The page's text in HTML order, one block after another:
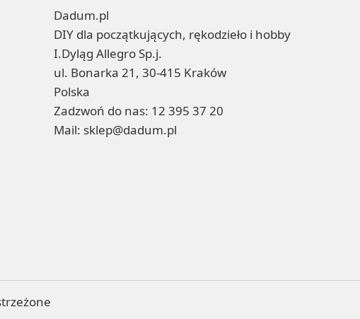
Dadum.pl
DIY dla początkujących, rękodzieło i hobby
I.Dyląg Allegro Sp.j.
ul. Bonarka 21, 30-415 Kraków
Polska
Zadzwoń do nas: 12 395 37 20
Mail: sklep@dadum.pl